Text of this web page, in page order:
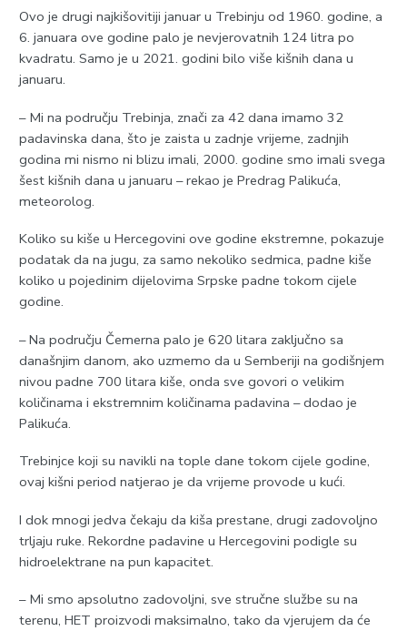
Ovo je drugi najkišovitiji januar u Trebinju od 1960. godine, a
6. januara ove godine palo je nevjerovatnih 124 litra po
kvadratu. Samo je u 2021. godini bilo više kišnih dana u
januaru.
– Mi na području Trebinja, znači za 42 dana imamo 32
padavinska dana, što je zaista u zadnje vrijeme, zadnjih
godina mi nismo ni blizu imali, 2000. godine smo imali svega
šest kišnih dana u januaru – rekao je Predrag Palikuća,
meteorolog.
Koliko su kiše u Hercegovini ove godine ekstremne, pokazuje
podatak da na jugu, za samo nekoliko sedmica, padne kiše
koliko u pojedinim dijelovima Srpske padne tokom cijele
godine.
– Na području Čemerna palo je 620 litara zaključno sa
današnjim danom, ako uzmemo da u Semberiji na godišnjem
nivou padne 700 litara kiše, onda sve govori o velikim
količinama i ekstremnim količinama padavina – dodao je
Palikuća.
Trebinjce koji su navikli na tople dane tokom cijele godine,
ovaj kišni period natjerao je da vrijeme provode u kući.
I dok mnogi jedva čekaju da kiša prestane, drugi zadovoljno
trljaju ruke. Rekordne padavine u Hercegovini podigle su
hidroelektrane na pun kapacitet.
– Mi smo apsolutno zadovoljni, sve stručne službe su na
terenu, HET proizvodi maksimalno, tako da vjerujem da će